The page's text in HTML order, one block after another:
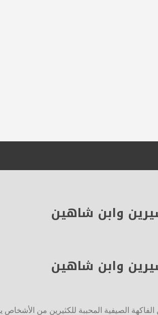
وابن شاهين
وابن شاهين
الصيفية المحببة للكثيرين من الأشخاص